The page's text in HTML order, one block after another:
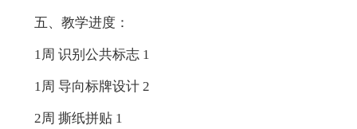
五、教学进度：
1周 识别公共标志 1
1周 导向标牌设计 2
2周 撕纸拼贴 1